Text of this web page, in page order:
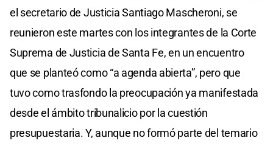
el secretario de Justicia Santiago Mascheroni, se
reunieron este martes con los integrantes de la Corte
Suprema de Justicia de Santa Fe, en un encuentro
que se planteó como “a agenda abierta”, pero que
tuvo como trasfondo la preocupación ya manifestada
desde el ámbito tribunalicio por la cuestión
presupuestaria. Y, aunque no formó parte del temario